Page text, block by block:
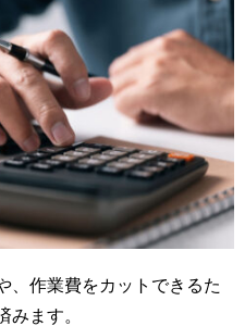
、作業費をカットできるた
みます。